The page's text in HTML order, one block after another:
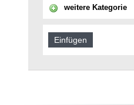
weitere Kategorie